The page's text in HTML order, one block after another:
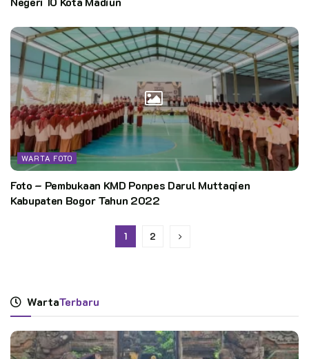
WARTA FOTO
Foto – Pembukaan KMD Ponpes Darul Muttaqien
Kabupaten Bogor Tahun 2022
1 2
WartaTerbaru